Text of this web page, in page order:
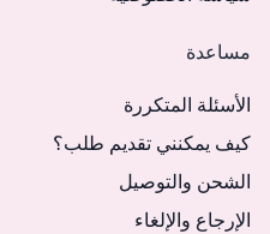
مساعدة
الأسئلة المتكررة
كيف يمكنني تقديم طلب؟
الشحن والتوصيل
الإرجاع والإلغاء